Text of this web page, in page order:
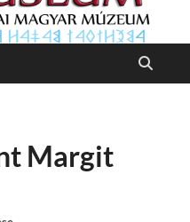
Margit